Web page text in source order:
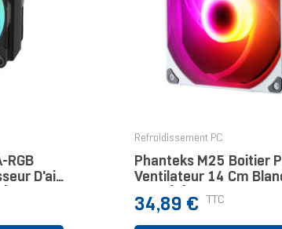
RGB
D'air
Refroidissement PC
Phanteks M25 Boitier
Ventilateur 14 Cm
Prix
34,89 € TTC